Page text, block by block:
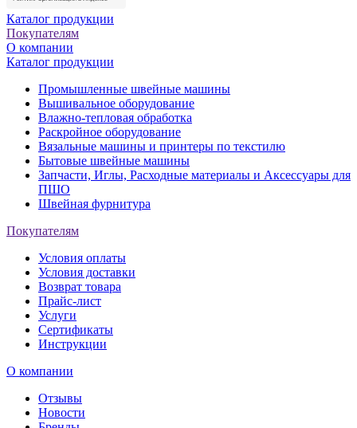
Каталог продукции
Покупателям
О компании
Каталог продукции
Промышленные швейные машины
Вышивальное оборудование
Влажно-тепловая обработка
Раскройное оборудование
Вязальные машины и принтеры по текстилю
Бытовые швейные машины
Запчасти, Иглы, Расходные материалы и Аксессуары для
ПШО
Швейная фурнитура
Покупателям
Условия оплаты
Условия доставки
Возврат товара
Прайс-лист
Услуги
Сертификаты
Инструкции
О компании
Отзывы
Новости